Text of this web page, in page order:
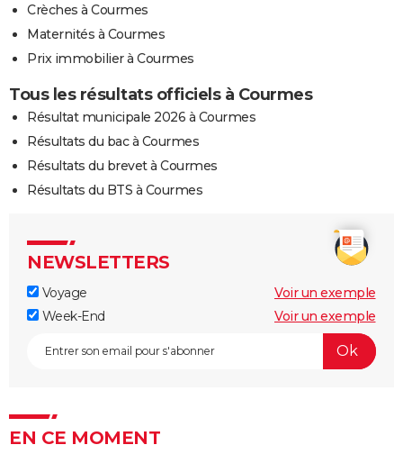
Crèches à Courmes
Maternités à Courmes
Prix immobilier à Courmes
Tous les résultats officiels à Courmes
Résultat municipale 2026 à Courmes
Résultats du bac à Courmes
Résultats du brevet à Courmes
Résultats du BTS à Courmes
NEWSLETTERS
Voyage
Voir un exemple
Week-End
Voir un exemple
EN CE MOMENT